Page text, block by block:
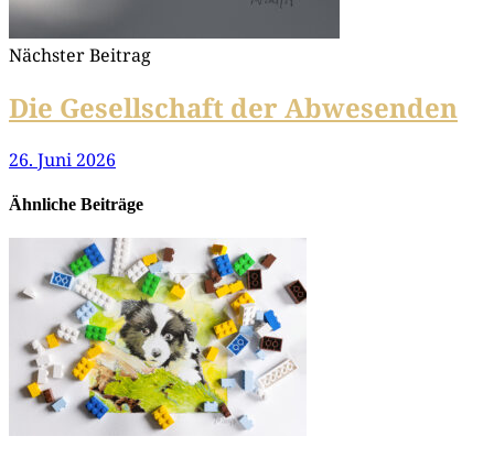
Nächster Beitrag
Die Gesellschaft der Abwesenden
26. Juni 2026
Ähnliche Beiträge